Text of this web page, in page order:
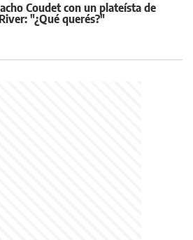
Coudet con un plateísta de
"¿Qué querés?"